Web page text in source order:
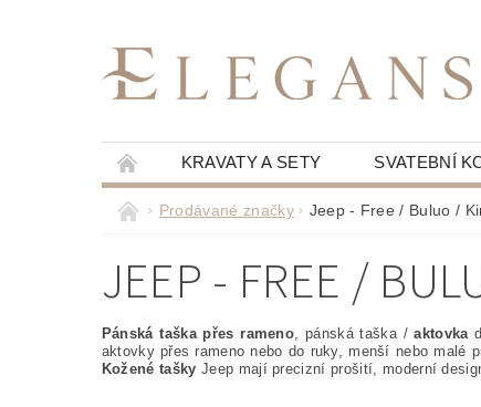
KRAVATY A SETY SVATEBNÍ
Prodávané značky Jeep - Free / Buluo /
JEEP - FREE /
Pánská taška přes rameno, pánská taška /aktovka
aktovky přes rameno nebo do ruky, menší nebo malé
Kožené tašky Jeep mají precizní prošití, moderní